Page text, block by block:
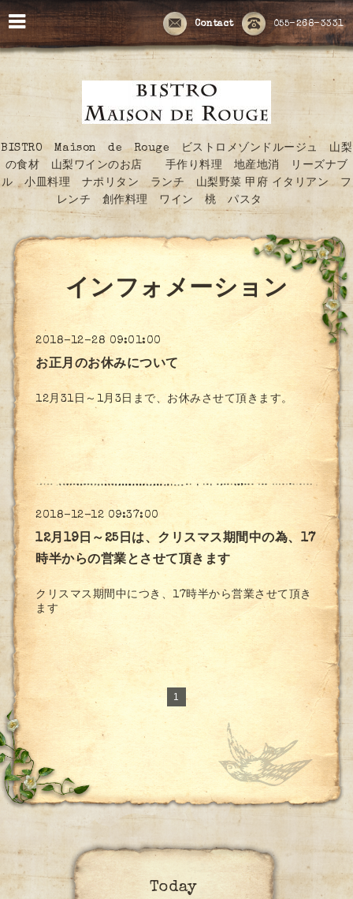
055-268-3331
Contact
BISTRO Maison de Rouge ビストロメゾンドルージュ 山梨
の食材 山梨ワインのお店 手作り料理 地産地消 リーズナブ
ル 小皿料理 ナポリタン ランチ 山梨野菜 甲府 イタリアン フ
レンチ 創作料理 ワイン 桃 パスタ
インフォメーション
2018-12-28 09:01:00
お正月のお休みについて
12月31日～1月3日まで、お休みさせて頂きます。
2018-12-12 09:37:00
12月19日～25日は、クリスマス期間中の為、17
時半からの営業とさせて頂きます
クリスマス期間中につき、17時半から営業させて頂き
ます
1
Today